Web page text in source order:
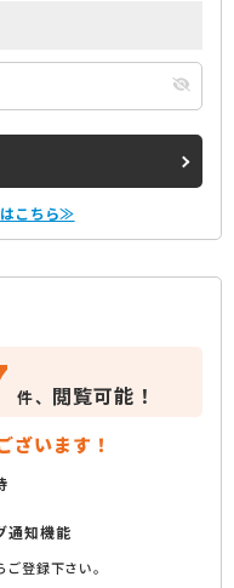
こちら≫
件、 閲覧可能！
ざいます！
通知機能
登録下さい。